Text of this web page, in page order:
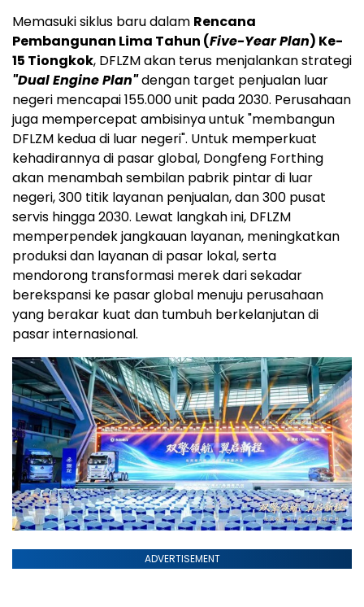
Memasuki siklus baru dalam Rencana
Pembangunan Lima Tahun (Five-Year Plan) Ke-
15 Tiongkok, DFLZM akan terus menjalankan strategi
"Dual Engine Plan"dengan target penjualan luar
negeri mencapai 155.000 unit pada 2030. Perusahaan
juga mempercepat ambisinya untuk "membangun
DFLZM kedua di luar negeri". Untuk memperkuat
kehadirannya di pasar global, Dongfeng Forthing
akan menambah sembilan pabrik pintar di luar
negeri, 300 titik layanan penjualan, dan 300 pusat
servis hingga 2030. Lewat langkah ini, DFLZM
memperpendek jangkauan layanan, meningkatkan
produksi dan layanan di pasar lokal, serta
mendorong transformasi merek dari sekadar
berekspansi ke pasar global menuju perusahaan
yang berakar kuat dan tumbuh berkelanjutan di
pasar internasional.
ADVERTISEMENT